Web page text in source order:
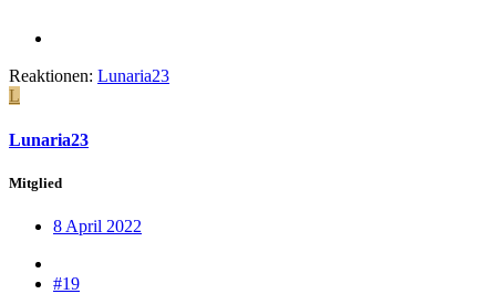
Reaktionen: Lunaria23
L
Lunaria23
Mitglied
8 April 2022
#19